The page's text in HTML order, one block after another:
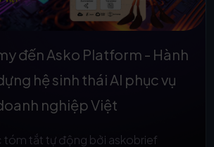
đến Asko Platform - Hành
hệ sinh thái AI phục vụ
nghiệp Việt
tóm tắt tự động bởi askobrief